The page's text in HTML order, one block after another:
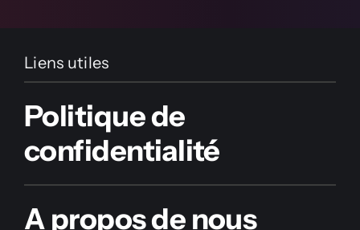
Liens utiles
Politique de
confidentialité
A propos de nous